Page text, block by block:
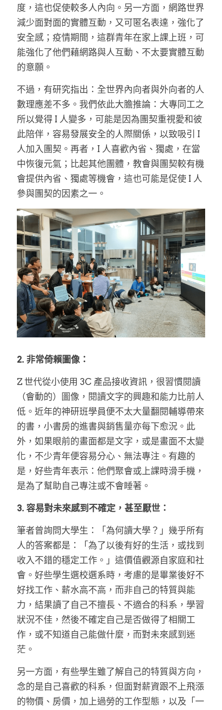
度，這也促使較多人內向。另一方面，網路世界
減少面對面的實體互動，又可匿名表達，強化了
安全感；疫情期間，這群青年在家上課上班，可
能強化了他們藉網路與人互動、不太要實體互動
的意願。
不過，有研究指出：全世界內向者與外向者的人
數理應差不多。我們依此大膽推論：大專同工之
所以覺得 I 人變多，可能是因為團契重視愛和彼
此陪伴，容易發展安全的人際關係，以致吸引 I
人加入團契。再者，I 人喜歡內省、獨處，在當
中恢復元氣；比起其他團體，教會與團契較有機
會提供內省、獨處等機會，這也可能是促使 I 人
參與團契的因素之一。
2. 非常倚賴圖像：
Z 世代從小使用 3C 產品接收資訊，很習慣閱讀
（會動的）圖像，閱讀文字的興趣和能力比前人
低。近年的神研班學員便不太大量翻閱輔導帶來
的書，小書房的進書與銷售量亦每下愈況。此
外，如果眼前的畫面都是文字，或是畫面不太變
化，不少青年便容易分心、無法專注。有趣的
是，好些青年表示：他們聚會或上課時滑手機，
是為了幫助自己專注或不會睡著。
3. 容易對未來感到不確定，甚至厭世：
筆者曾詢問大學生：「為何讀大學？」幾乎所有
人的答案都是：「為了以後有好的生活，或找到
收入不錯的穩定工作。」這價值觀源自家庭和社
會。好些學生選校選系時，考慮的是畢業後好不
好找工作、薪水高不高，而非自己的特質與能
力，結果讀了自己不擅長、不適合的科系，學習
狀況不佳，然後不確定自己是否做得了相關工
作，或不知道自己能做什麼，而對未來感到迷
茫。
另一方面，有些學生雖了解自己的特質與方向，
念的是自己喜歡的科系，但面對薪資跟不上飛漲
的物價、房價，加上過勞的工作型態，以及「一